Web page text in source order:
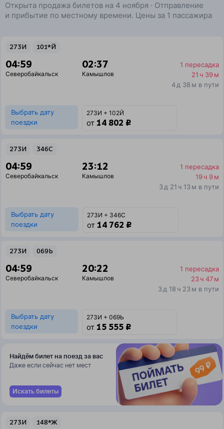
Открыта продажа билетов на 4 ноября · Отправление
и прибытие по местному времени. Цены за 1 пассажира
273И 101*Й
04:59
Северобайкальск
02:37
Камышлов
1 пересадка
21 ч 39 м
4 д 38 м в пути
Выбрать дату
поездки
273И + 102Й
от 14 802 ₽
273И 346С
04:59
Северобайкальск
23:12
Камышлов
1 пересадка
19 ч 9 м
3 д 21 ч 13 м в пути
Выбрать дату
поездки
273И + 346С
от 14 762 ₽
273И 069Ь
04:59
Северобайкальск
20:22
Камышлов
1 пересадка
23 ч 47 м
3 д 18 ч 23 м в пути
Выбрать дату
поездки
273И + 069Ь
от 15 555 ₽
Найдём билет на поезд за вас
Даже если сейчас нет мест
Искать билеты
273И 148*Ж